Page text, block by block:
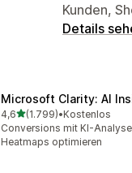
Kunden,
Details
Microsoft Clarity: AI
4,6von 5 Sternen
(1.799)
1799 Rezensionen
•Kostenlos
Conversions mit KI-
Heatmaps optimieren